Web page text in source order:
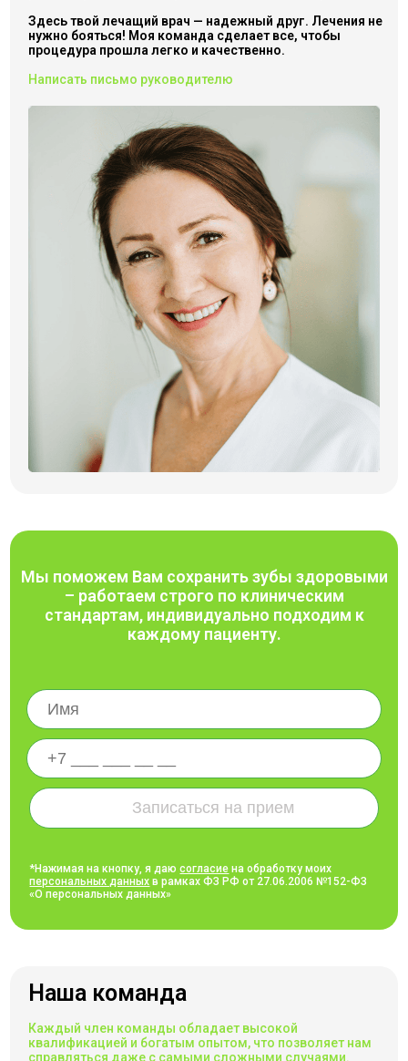
Здесь твой лечащий врач — надежный друг. Лечения не
нужно бояться! Моя команда сделает все, чтобы
процедура прошла легко и качественно.
Написать письмо руководителю
Мы поможем Вам сохранить зубы здоровыми
– работаем строго по клиническим
стандартам, индивидуально подходим к
каждому пациенту.
*Нажимая на кнопку, я даюсогласие на обработку моих
персональных данных в рамках ФЗ РФ от 27.06.2006 №152-ФЗ
«О персональных данных»
Наша команда
Каждый член команды обладает высокой
квалификацией и богатым опытом, что позволяет нам
справляться даже с самыми сложными случаями.